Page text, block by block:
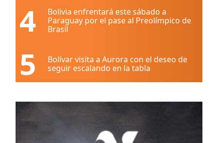
4
Bolivia enfrentará este sábado a
Paraguay por el pase al Preolímpico de
Brasil
5
Bolívar visita a Aurora con el deseo de
seguir escalando en la tabla